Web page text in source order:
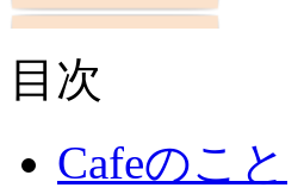
目次
Cafeのこと